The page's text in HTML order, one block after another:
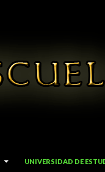
UNIVERSIDAD DE